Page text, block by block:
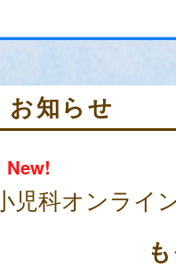
お知らせ
New!